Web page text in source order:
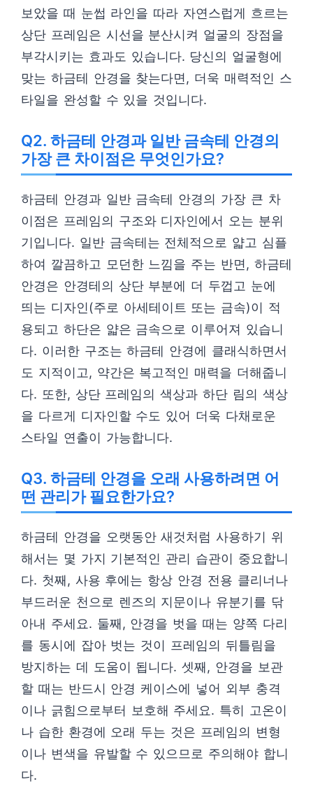
보았을 때 눈썹 라인을 따라 자연스럽게 흐르는
상단 프레임은 시선을 분산시켜 얼굴의 장점을
부각시키는 효과도 있습니다. 당신의 얼굴형에
맞는 하금테 안경을 찾는다면, 더욱 매력적인 스
타일을 완성할 수 있을 것입니다.
Q2. 하금테 안경과 일반 금속테 안경의
가장 큰 차이점은 무엇인가요?
하금테 안경과 일반 금속테 안경의 가장 큰 차
이점은 프레임의 구조와 디자인에서 오는 분위
기입니다. 일반 금속테는 전체적으로 얇고 심플
하여 깔끔하고 모던한 느낌을 주는 반면, 하금테
안경은 안경테의 상단 부분에 더 두껍고 눈에
띄는 디자인(주로 아세테이트 또는 금속)이 적
용되고 하단은 얇은 금속으로 이루어져 있습니
다. 이러한 구조는 하금테 안경에 클래식하면서
도 지적이고, 약간은 복고적인 매력을 더해줍니
다. 또한, 상단 프레임의 색상과 하단 림의 색상
을 다르게 디자인할 수도 있어 더욱 다채로운
스타일 연출이 가능합니다.
Q3. 하금테 안경을 오래 사용하려면 어
떤 관리가 필요한가요?
하금테 안경을 오랫동안 새것처럼 사용하기 위
해서는 몇 가지 기본적인 관리 습관이 중요합니
다. 첫째, 사용 후에는 항상 안경 전용 클리너나
부드러운 천으로 렌즈의 지문이나 유분기를 닦
아내 주세요. 둘째, 안경을 벗을 때는 양쪽 다리
를 동시에 잡아 벗는 것이 프레임의 뒤틀림을
방지하는 데 도움이 됩니다. 셋째, 안경을 보관
할 때는 반드시 안경 케이스에 넣어 외부 충격
이나 긁힘으로부터 보호해 주세요. 특히 고온이
나 습한 환경에 오래 두는 것은 프레임의 변형
이나 변색을 유발할 수 있으므로 주의해야 합니
다.